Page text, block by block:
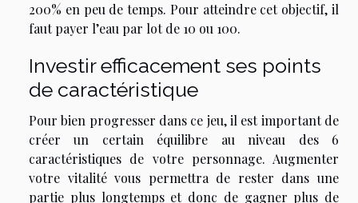
200% en peu de temps. Pour atteindre cet objectif, il
faut payer l’eau par lot de 10 ou 100.
Investir efficacement ses points
de caractéristique
Pour bien progresser dans ce jeu, il est important de
créer un certain équilibre au niveau des 6
caractéristiques de votre personnage. Augmenter
votre vitalité vous permettra de rester dans une
partie plus longtemps et donc de gagner plus de